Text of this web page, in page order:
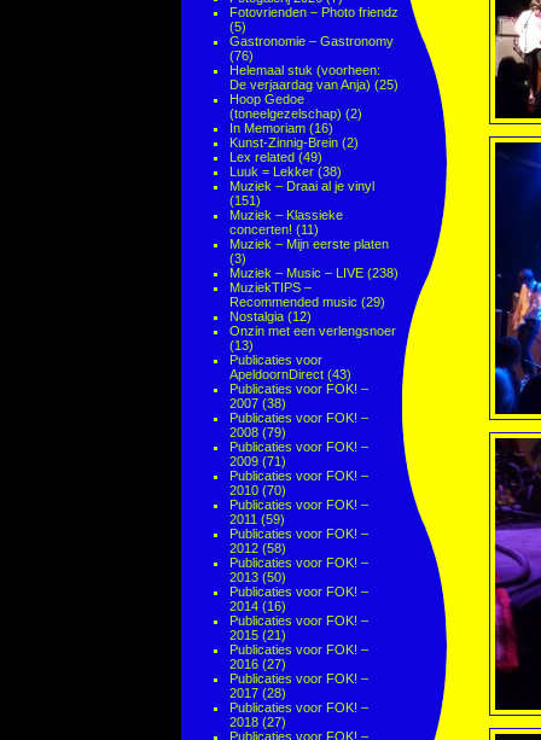
Fotovrienden – Photo friendz
(5)
Gastronomie – Gastronomy
(76)
Helemaal stuk (voorheen:
De verjaardag van Anja) (25)
Hoop Gedoe
(toneelgezelschap) (2)
In Memoriam (16)
Kunst-Zinnig-Brein (2)
Lex related (49)
Luuk = Lekker (38)
Muziek – Draai al je vinyl
(151)
Muziek – Klassieke
concerten! (11)
Muziek – Mijn eerste platen
(3)
Muziek – Music – LIVE (238)
MuziekTIPS –
Recommended music (29)
Nostalgia (12)
Onzin met een verlengsnoer
(13)
Publicaties voor
ApeldoornDirect (43)
Publicaties voor FOK! –
2007 (38)
Publicaties voor FOK! –
2008 (79)
Publicaties voor FOK! –
2009 (71)
Publicaties voor FOK! –
2010 (70)
Publicaties voor FOK! –
2011 (59)
Publicaties voor FOK! –
2012 (58)
Publicaties voor FOK! –
2013 (50)
Publicaties voor FOK! –
2014 (16)
Publicaties voor FOK! –
2015 (21)
Publicaties voor FOK! –
2016 (27)
Publicaties voor FOK! –
2017 (28)
Publicaties voor FOK! –
2018 (27)
Publicaties voor FOK! –